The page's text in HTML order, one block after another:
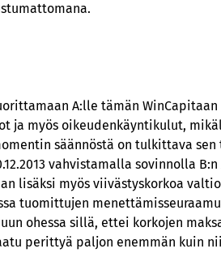
A:lle tämän
ja myös oikeudenkäyntikulut,
säännöstä on tulkittava
vahvistamalla sovinnolla
lisäksi myös viivästyskorkoa
tuomittujen
ohessa sillä, ettei korkojen
perittyä paljon enemmän kuin